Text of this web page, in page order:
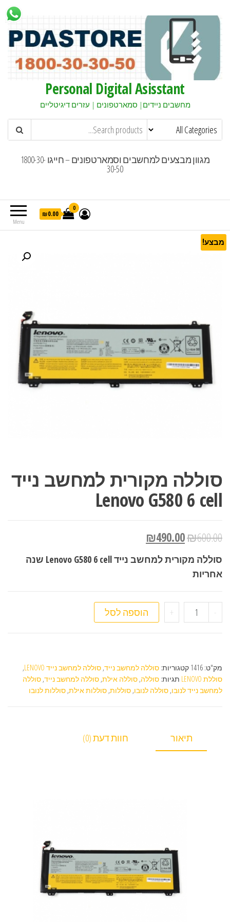
Personal Digital Asisstant
מחשבים ניידים| סמארטפונים | עזרים דיגיטליים
מגוון מבצעים למחשבים וסמארטפונים – חייגו 1800-30-
30-50
Menu
0
₪0.00
מבצע!
סוללה מקורית למחשב נייד
Lenovo G580 6 cell
₪600.00
₪490.00
סוללה מקורית למחשב נייד Lenovo G580 6 cell שנה
אחריות
- כמות של סוללה מקורית למחשב נייד Lenovo G580 6 cell
+ הוספה לסל
מק"ט: 1416 קטגוריות: סוללה למחשב נייד, סוללה למחשב נייד LENOVO
,
סוללת LENOVO
תגיות: סוללה, סוללה אילת, סוללה למחשב נייד, סוללה
למחשב נייד לנובו, סוללה לנובו, סוללות, סוללות אילת, סוללות לנובו
תיאור חוות דעת (0)